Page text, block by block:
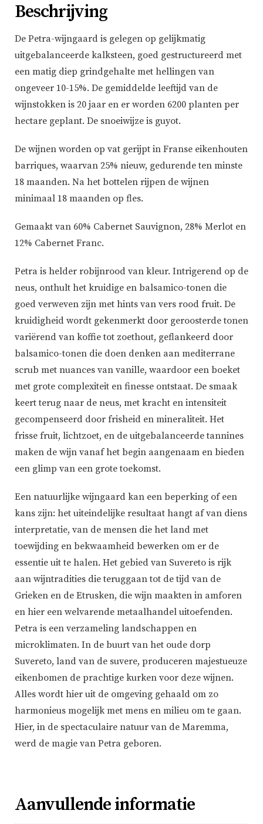
Beschrijving
De Petra-wijngaard is gelegen op gelijkmatig
uitgebalanceerde kalksteen, goed gestructureerd met
een matig diep grindgehalte met hellingen van
ongeveer 10-15%. De gemiddelde leeftijd van de
wijnstokken is 20 jaar en er worden 6200 planten per
hectare geplant. De snoeiwijze is guyot.
De wijnen worden op vat gerijpt in Franse eikenhouten
barriques, waarvan 25% nieuw, gedurende ten minste
18 maanden. Na het bottelen rijpen de wijnen
minimaal 18 maanden op fles.
Gemaakt van 60% Cabernet Sauvignon, 28% Merlot en
12% Cabernet Franc.
Petra is helder robijnrood van kleur. Intrigerend op de
neus, onthult het kruidige en balsamico-tonen die
goed verweven zijn met hints van vers rood fruit. De
kruidigheid wordt gekenmerkt door geroosterde tonen
variërend van koffie tot zoethout, geflankeerd door
balsamico-tonen die doen denken aan mediterrane
scrub met nuances van vanille, waardoor een boeket
met grote complexiteit en finesse ontstaat. De smaak
keert terug naar de neus, met kracht en intensiteit
gecompenseerd door frisheid en mineraliteit. Het
frisse fruit, lichtzoet, en de uitgebalanceerde tannines
maken de wijn vanaf het begin aangenaam en bieden
een glimp van een grote toekomst.
Een natuurlijke wijngaard kan een beperking of een
kans zijn: het uiteindelijke resultaat hangt af van diens
interpretatie, van de mensen die het land met
toewijding en bekwaamheid bewerken om er de
essentie uit te halen. Het gebied van Suvereto is rijk
aan wijntradities die teruggaan tot de tijd van de
Grieken en de Etrusken, die wijn maakten in amforen
en hier een welvarende metaalhandel uitoefenden.
Petra is een verzameling landschappen en
microklimaten. In de buurt van het oude dorp
Suvereto, land van de suvere, produceren majestueuze
eikenbomen de prachtige kurken voor deze wijnen.
Alles wordt hier uit de omgeving gehaald om zo
harmonieus mogelijk met mens en milieu om te gaan.
Hier, in de spectaculaire natuur van de Maremma,
werd de magie van Petra geboren.
Aanvullende informatie